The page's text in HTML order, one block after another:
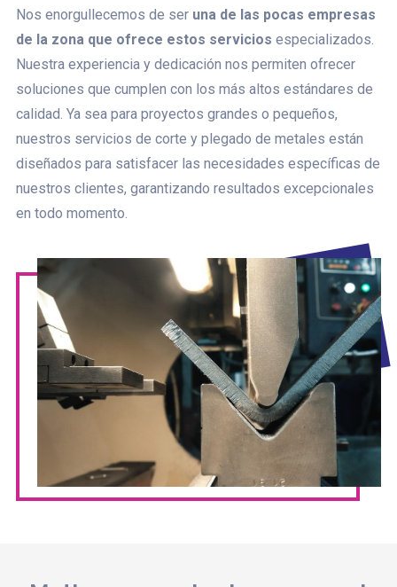
Nos enorgullecemos de ser una de las pocas empresas
de la zona que ofrece estos servicios especializados.
Nuestra experiencia y dedicación nos permiten ofrecer
soluciones que cumplen con los más altos estándares de
calidad. Ya sea para proyectos grandes o pequeños,
nuestros servicios de corte y plegado de metales están
diseñados para satisfacer las necesidades específicas de
nuestros clientes, garantizando resultados excepcionales
en todo momento.